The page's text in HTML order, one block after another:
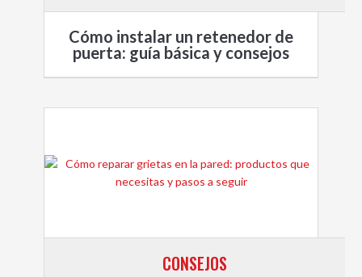
Cómo instalar un retenedor de
puerta: guía básica y consejos
CONSEJOS